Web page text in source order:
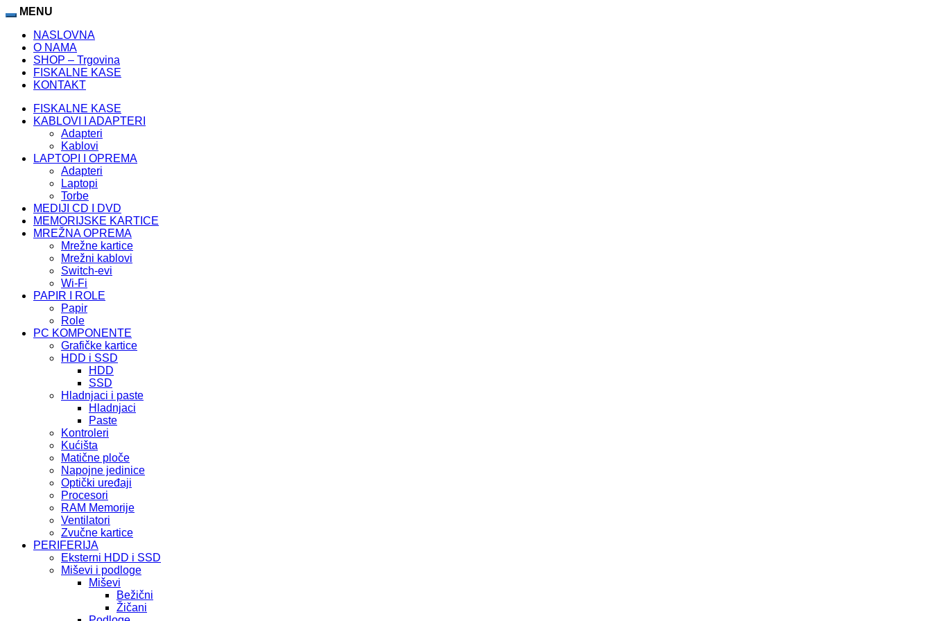
MENU
NASLOVNA
O NAMA
SHOP – Trgovina
FISKALNE KASE
KONTAKT
FISKALNE KASE
KABLOVI I ADAPTERI
Adapteri
Kablovi
LAPTOPI I OPREMA
Adapteri
Laptopi
Torbe
MEDIJI CD I DVD
MEMORIJSKE KARTICE
MREŽNA OPREMA
Mrežne kartice
Mrežni kablovi
Switch-evi
Wi-Fi
PAPIR I ROLE
Papir
Role
PC KOMPONENTE
Grafičke kartice
HDD i SSD
HDD
SSD
Hladnjaci i paste
Hladnjaci
Paste
Kontroleri
Kućišta
Matične ploče
Napojne jedinice
Optički uređaji
Procesori
RAM Memorije
Ventilatori
Zvučne kartice
PERIFERIJA
Eksterni HDD i SSD
Miševi i podloge
Miševi
Bežični
Žičani